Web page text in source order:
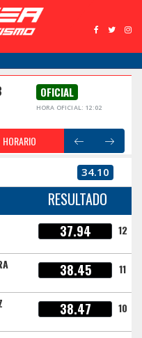
OFICIAL
HORA OFICIAL: 12:02
HORARIO
34.10
RESULTADO
37.94 12
38.45 11
38.47 10